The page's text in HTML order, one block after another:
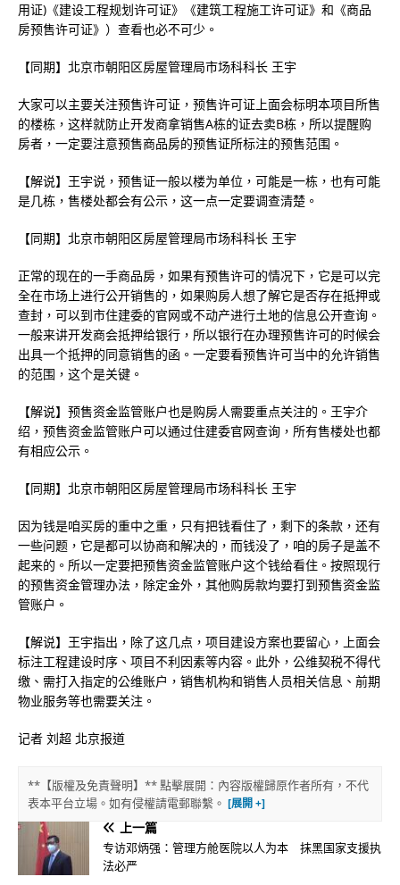
用证)《建设工程规划许可证》《建筑工程施工许可证》和《商品
房预售许可证》）查看也必不可少。
【同期】北京市朝阳区房屋管理局市场科科长 王宇
大家可以主要关注预售许可证，预售许可证上面会标明本项目所售
的楼栋，这样就防止开发商拿销售A栋的证去卖B栋，所以提醒购
房者，一定要注意预售商品房的预售证所标注的预售范围。
【解说】王宇说，预售证一般以楼为单位，可能是一栋，也有可能
是几栋，售楼处都会有公示，这一点一定要调查清楚。
【同期】北京市朝阳区房屋管理局市场科科长 王宇
正常的现在的一手商品房，如果有预售许可的情况下，它是可以完
全在市场上进行公开销售的，如果购房人想了解它是否存在抵押或
查封，可以到市住建委的官网或不动产进行土地的信息公开查询。
一般来讲开发商会抵押给银行，所以银行在办理预售许可的时候会
出具一个抵押的同意销售的函。一定要看预售许可当中的允许销售
的范围，这个是关键。
【解说】预售资金监管账户也是购房人需要重点关注的。王宇介
绍，预售资金监管账户可以通过住建委官网查询，所有售楼处也都
有相应公示。
【同期】北京市朝阳区房屋管理局市场科科长 王宇
因为钱是咱买房的重中之重，只有把钱看住了，剩下的条款，还有
一些问题，它是都可以协商和解决的，而钱没了，咱的房子是盖不
起来的。所以一定要把预售资金监管账户这个钱给看住。按照现行
的预售资金管理办法，除定金外，其他购房款均要打到预售资金监
管账户。
【解说】王宇指出，除了这几点，项目建设方案也要留心，上面会
标注工程建设时序、项目不利因素等内容。此外，公维契税不得代
缴、需打入指定的公维账户，销售机构和销售人员相关信息、前期
物业服务等也需要关注。
记者 刘超 北京报道
**【版權及免責聲明】** 點擊展開：內容版權歸原作者所有，不代
表本平台立場。如有侵權請電郵聯繫。
上一篇
专访邓炳强：管理方舱医院以人为本 抹黑国家支援执
法必严